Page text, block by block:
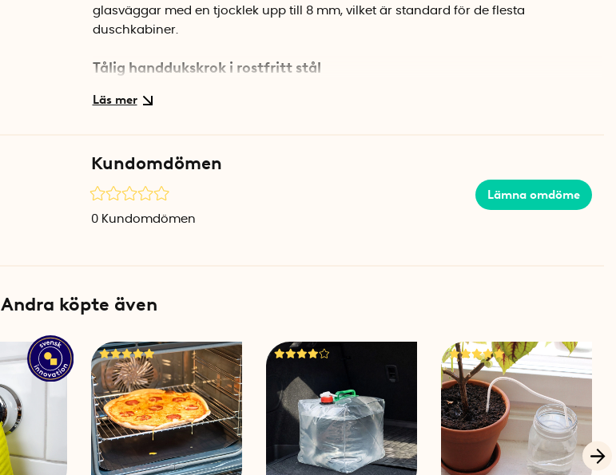
glasväggar med en tjocklek upp till 8 mm, vilket är standard för de flesta
duschkabiner.
Tålig handdukskrok i rostfritt stål
Specifikationer
Mått: 2 x 5,5 x 7 cm (B x D x H)
Passar glas: Upp till 8 mm
Material: Rostfritt stål
Kundomdömen
Lämna omdöme
0 Kundomdömen
Andra köpte även